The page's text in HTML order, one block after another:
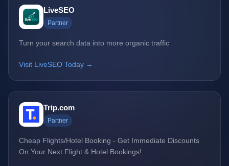
LiveSEO
Partner
Turn your search data into more organic traffic
Visit LiveSEO Today →
Trip.com
Partner
Cheap Flights/Hotel Booking - Get Immediate Discounts
On Your Next Flight & Hotel Bookings!